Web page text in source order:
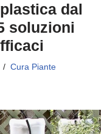
dal
soluzioni
Cura Piante